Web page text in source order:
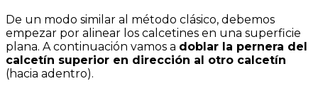
De un modo similar al método clásico, debemos
empezar por alinear los calcetines en una superficie
plana. A continuación vamos a doblar la pernera del
calcetín superior en dirección al otro calcetín
(hacia adentro).